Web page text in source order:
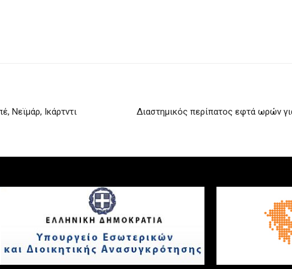
Νεϊμάρ, Ικάρτντι
Διαστημικός περίπατος εφτά ωρών